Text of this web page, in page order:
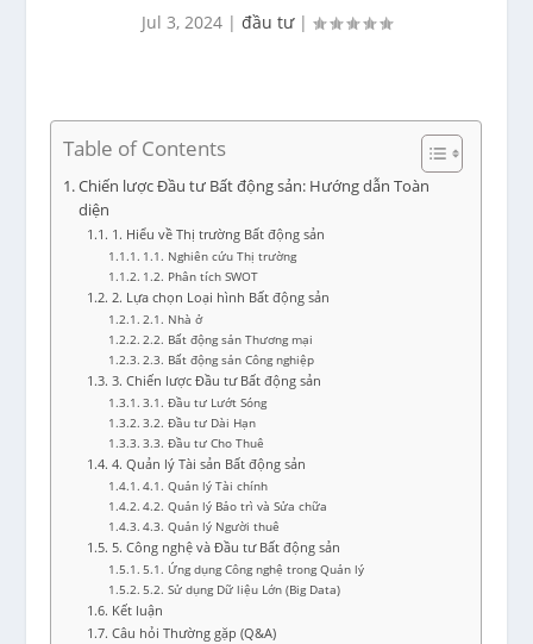
Jul 3, 2024 | đầu tư|
Table of Contents
Chiến lược Đầu tư Bất động sản: Hướng dẫn Toàn
diện
1. Hiểu về Thị trường Bất động sản
1.1. Nghiên cứu Thị trường
1.2. Phân tích SWOT
2. Lựa chọn Loại hình Bất động sản
2.1. Nhà ở
2.2. Bất động sản Thương mại
2.3. Bất động sản Công nghiệp
3. Chiến lược Đầu tư Bất động sản
3.1. Đầu tư Lướt Sóng
3.2. Đầu tư Dài Hạn
3.3. Đầu tư Cho Thuê
4. Quản lý Tài sản Bất động sản
4.1. Quản lý Tài chính
4.2. Quản lý Bảo trì và Sửa chữa
4.3. Quản lý Người thuê
5. Công nghệ và Đầu tư Bất động sản
5.1. Ứng dụng Công nghệ trong Quản lý
5.2. Sử dụng Dữ liệu Lớn (Big Data)
Kết luận
Câu hỏi Thường gặp (Q&A)